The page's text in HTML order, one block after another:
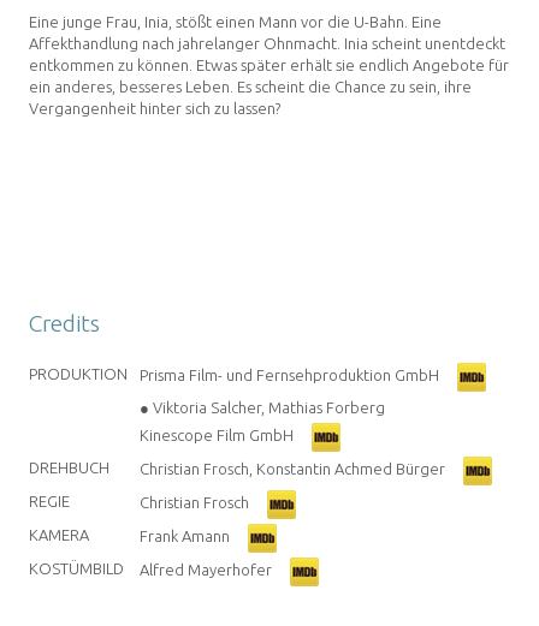
Eine junge Frau, Inia, stößt einen Mann vor die U-Bahn. Eine
Affekthandlung nach jahrelanger Ohnmacht. Inia scheint unentdeckt
entkommen zu können. Etwas später erhält sie endlich Angebote für
ein anderes, besseres Leben. Es scheint die Chance zu sein, ihre
Vergangenheit hinter sich zu lassen?
Credits
PRODUKTION
Prisma Film- und Fernsehproduktion GmbH
● Viktoria Salcher, Mathias Forberg
Kinescope Film GmbH
DREHBUCH
Christian Frosch, Konstantin Achmed Bürger
REGIE
Christian Frosch
KAMERA
Frank Amann
KOSTÜMBILD
Alfred Mayerhofer